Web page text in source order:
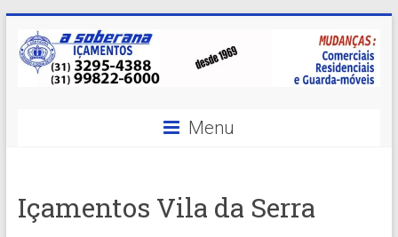
content
A
Menu
Içamentos Vila da Serra